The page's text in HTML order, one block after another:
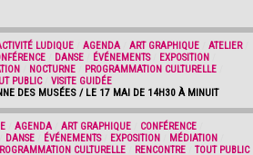
LUDIQUE AGENDA ART GRAPHIQUE ATELIER/
DANSE ÉVÉNEMENTS/ EXPOSITION
NOCTURNE PROGRAMMATION CULTURELLE
PUBLIC/ VISITE GUIDÉE
DES MUSÉES / LE 17 MAI DE 14H30 À MINUIT
AGENDA ART GRAPHIQUE CONFÉRENCE
DANSE ÉVÉNEMENTS/ EXPOSITION MÉDIATION
CULTURELLE RENCONTRE
TOUT PUBLIC